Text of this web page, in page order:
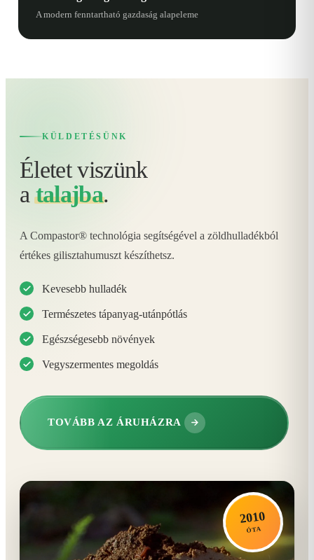
A modern fenntartható gazdaság alapeleme
KÜLDETÉSÜNK
Életet viszünk
atalajba.
A Compastor® technológia segítségével a zöldhulladékból
értékes gilisztahumuszt készíthetsz.
Kevesebb hulladék
Természetes tápanyag-utánpótlás
Egészségesebb növények
Vegyszermentes megoldás
TOVÁBB AZ ÁRUHÁZRA
2010
ÓTA